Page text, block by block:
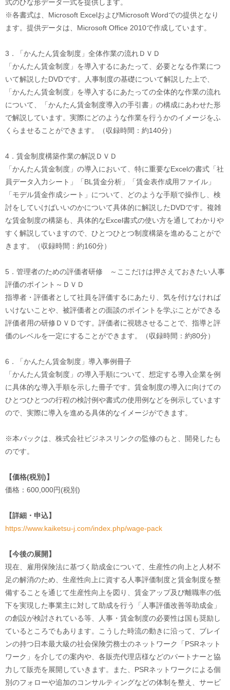
式のひな形データ一式を提供します。
※各書式は、Microsoft ExcelおよびMicrosoft Wordでの提供となり
ます。提供データは、Microsoft Office 2010で作成しています。
3．「かんたん賃金制度」全体作業の流れＤＶＤ
「かんたん賃金制度」を導入するにあたって、必要となる作業につ
いて解説したDVDです。人事制度の基礎について解説した上で、
「かんたん賃金制度」を導入するにあたっての全体的な作業の流れ
について、「かんたん賃金制度導入の手引書」の構成にあわせた形
で解説しています。実際にどのような作業を行うかのイメージをふ
くらませることができます。（収録時間：約140分）
4．賃金制度構築作業の解説ＤＶＤ
「かんたん賃金制度」の導入において、特に重要なExcelの書式「社
員データ入力シート」「BL賃金分析」「賃金表作成用ファイル」
「モデル賃金作成シート」について、どのような手順で操作し、検
討をしていけばいいのかについて具体的に解説したDVDです。複雑
な賃金制度の構築も、具体的なExcel書式の使い方を通してわかりや
すく解説していますので、ひとつひとつ制度構築を進めることがで
きます。（収録時間：約160分）
5．管理者のための評価者研修 ～ここだけは押さえておきたい人事
評価のポイント～ＤＶＤ
指導者・評価者として社員を評価するにあたり、気を付けなければ
いけないことや、被評価者との面談のポイントを学ぶことができる
評価者用の研修ＤＶＤです。評価者に視聴させることで、指導と評
価のレベルを一定にすることができます。（収録時間：約80分）
6．「かんたん賃金制度」導入事例冊子
「かんたん賃金制度」の導入手順について、想定する導入企業を例
に具体的な導入手順を示した冊子です。賃金制度の導入に向けての
ひとつひとつの行程の検討例や書式の使用例などを例示しています
ので、実際に導入を進める具体的なイメージができます。
※本パックは、株式会社ビジネスリンクの監修のもと、開発したも
のです。
【価格(税別)】
価格：600,000円(税別)
【詳細・申込】
https://www.kaiketsu-j.com/index.php/wage-pack
【今後の展開】
現在、雇用保険法に基づく助成金について、生産性の向上と人材不
足の解消のため、生産性向上に資する人事評価制度と賃金制度を整
備することを通じて生産性向上を図り、賃金アップ及び離職率の低
下を実現した事業主に対して助成を行う「人事評価改善等助成金」
の創設が検討されている等、人事・賃金制度の必要性は国も奨励し
ているところでもあります。こうした時流の動きに沿って、ブレイ
ンの持つ日本最大級の社会保険労務士のネットワーク「PSRネット
ワーク」を介しての案内や、各販売代理店様などのパートナーと協
力して販売を展開していきます。また、PSRネットワークによる個
別のフォローや追加のコンサルティングなどの体制を整え、サービ